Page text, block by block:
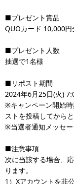
■プレゼント賞品
QUOカード 10,000円
■プレゼント人数
抽選で1名様
■リポスト期間
2024年6月25日(火)
※キャンペーン開始
ストを投稿してからと
※当選者通知メッセー
■注意事項
次に当該する場合、
ります。
1）Xアカウントを非